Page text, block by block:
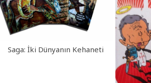
Saga: İki Dünyanın Kehaneti